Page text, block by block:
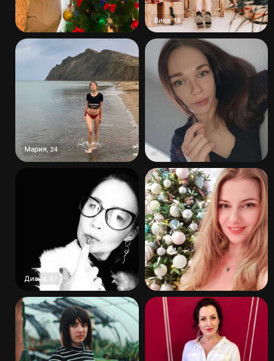
Вика,18
Мария 24
Диана 47